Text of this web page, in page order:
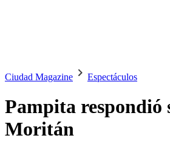
Ciudad Magazine Espectáculos
Pampita respondió
Moritán